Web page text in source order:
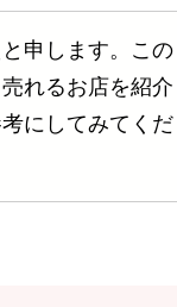
申します。この
れるお店を紹介
にしてみてくだ